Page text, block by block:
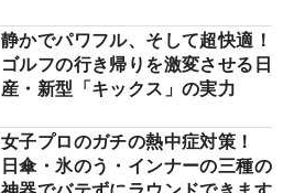
静かでパワフル、そして超快適！
ゴルフの行き帰りを激変させる日
産・新型「キックス」の実力
女子プロのガチの熱中症対策！
日傘・氷のう・インナーの三種の